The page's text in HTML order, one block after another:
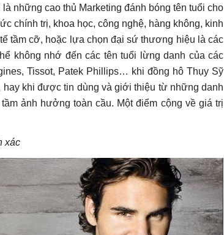
những cao thủ Marketing đánh bóng tên tuổi cho
chính trị, khoa học, công nghệ, hàng không, kinh
tầm cỡ, hoặc lựa chọn đại sứ thương hiệu là các
không nhớ đến các tên tuổi lừng danh của các
Tissot, Patek Phillips… khi đồng hô Thụy Sỹ
khi được tin dùng và giới thiệu từ những danh
ảnh hưởng toàn cầu. Một điểm cộng về giá trị
xác